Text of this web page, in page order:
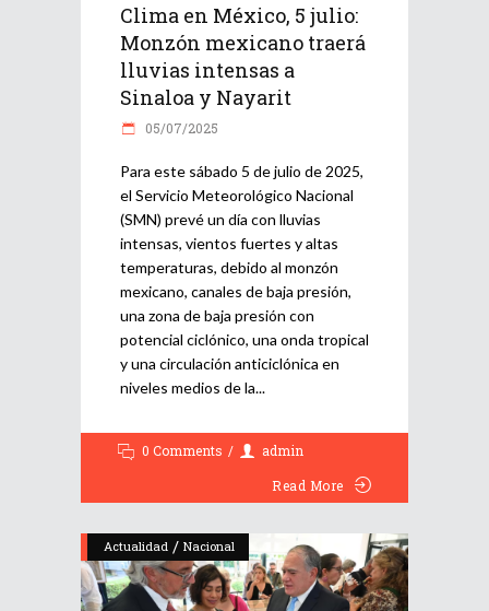
Clima en México, 5 julio:
Monzón mexicano traerá
lluvias intensas a
Sinaloa y Nayarit
05/07/2025
Para este sábado 5 de julio de 2025,
el Servicio Meteorológico Nacional
(SMN) prevé un día con lluvias
intensas, vientos fuertes y altas
temperaturas, debido al monzón
mexicano, canales de baja presión,
una zona de baja presión con
potencial ciclónico, una onda tropical
y una circulación anticiclónica en
niveles medios de la
0 Comments
admin
Read More
Actualidad / Nacional